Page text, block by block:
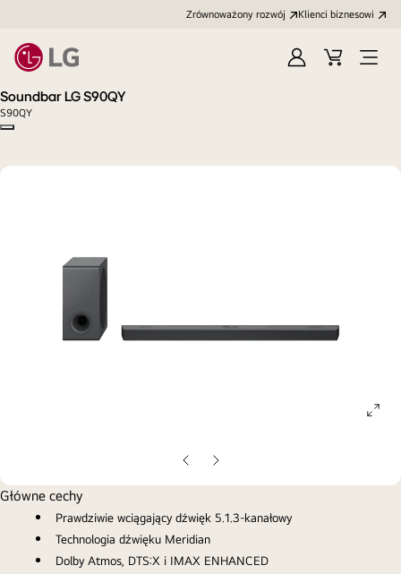
Zrównoważony rozwój Klienci biznesowi
ZalogujKoszyk
Soundbar LG S90QY
S90QY
Copy model name
Poprzedni
slajd
Następny
slajd
Główne cechy
Prawdziwie wciągający dźwięk 5.1.3-kanałowy
Technologia dźwięku Meridian
Dolby Atmos, DTS:X i IMAX ENHANCED